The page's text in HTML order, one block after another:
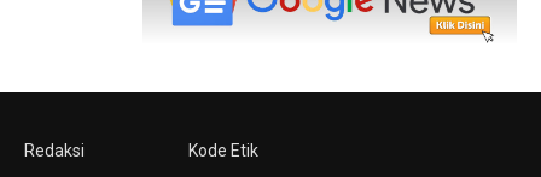
Redaksi
Kode Etik